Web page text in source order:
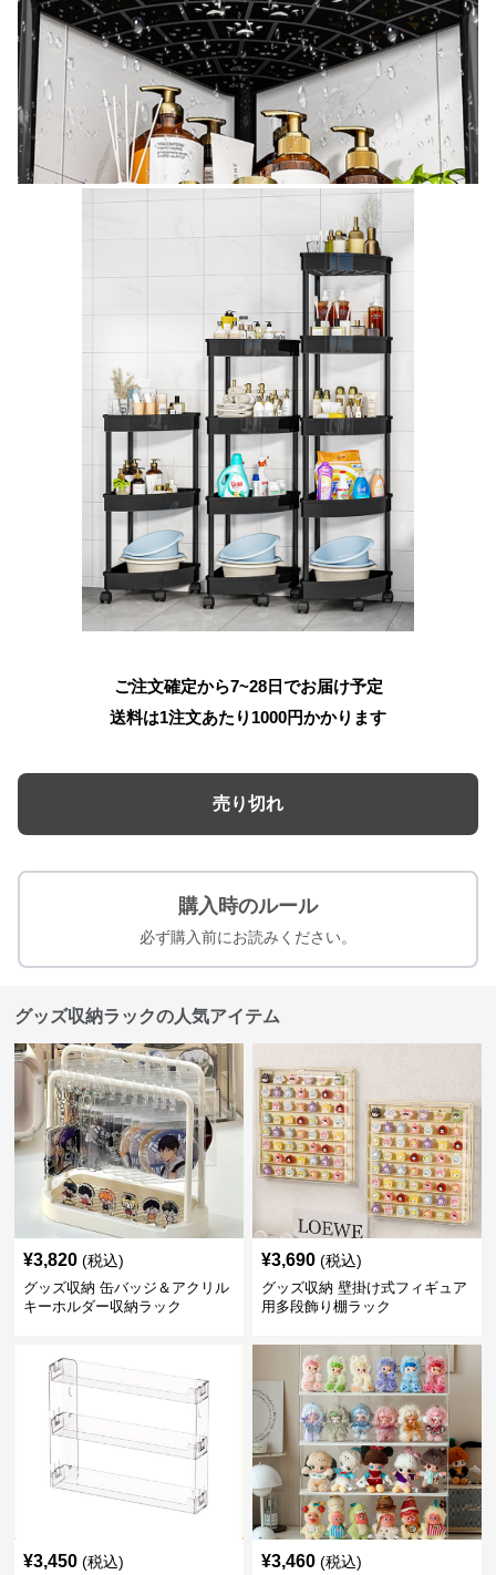
ご注文確定から7~28日でお届け予定
送料は1注文あたり 1000円かかります
売り切れ
購入時のルール
必ず購入前にお読みください。
グッズ収納ラックの人気アイテム
¥3,820 (税込)
グッズ収納 缶バッジ＆アクリル
キーホルダー収納ラック
¥3,690 (税込)
グッズ収納 壁掛け式フィギュア
用多段飾り棚ラック
¥3,450 (税込) ¥3,460 (税込)